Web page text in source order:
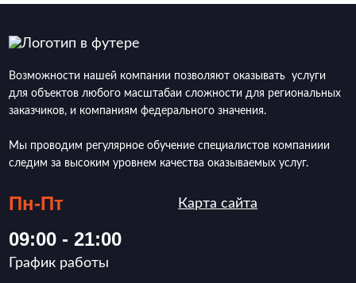
Возможности нашей компании позволяют оказывать услуги
для объектов любого масштабаи сложности для региональных
заказчиков, и компаниям федерального значения.
Мы проводим регулярное обучение специалистов компаниии
следим за высоким уровнем качества оказываемых услуг.
Пн-Пт
09:00 - 21:00
График работы
Карта сайта